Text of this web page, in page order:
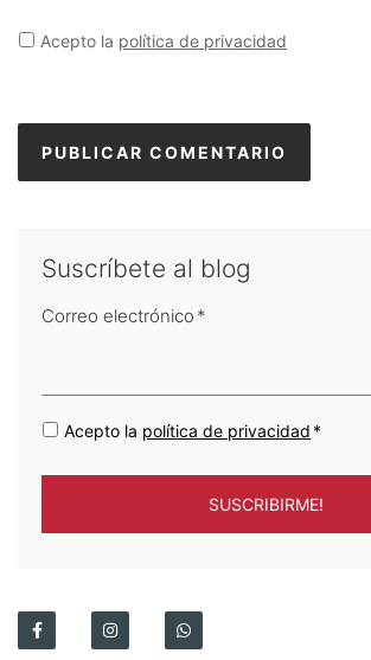
Acepto la política de privacidad
Suscríbete al blog
Correo electrónico *
Acepto la política de privacidad *